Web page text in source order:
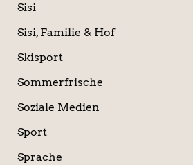
Sisi
Sisi, Familie & Hof
Skisport
Sommerfrische
Soziale Medien
Sport
Sprache